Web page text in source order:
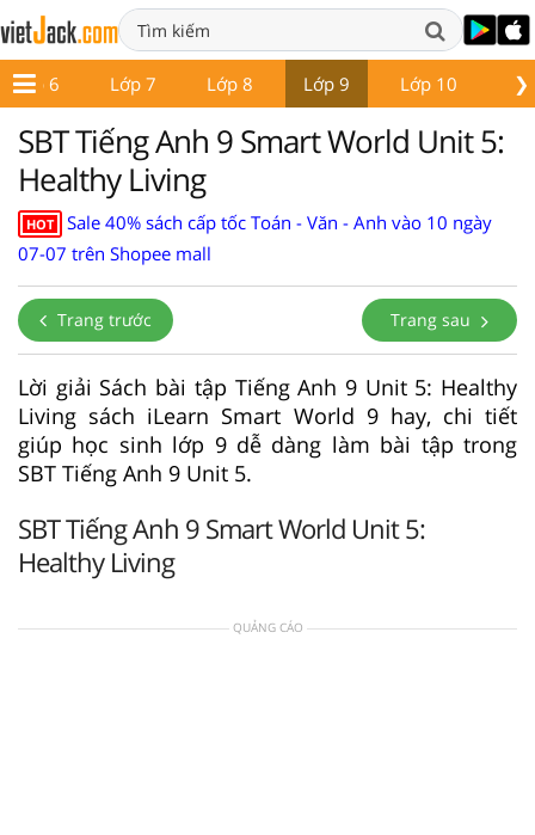
❯
Lớp 6 Lớp 7 Lớp 8 Lớp 9 Lớp 10
SBT Tiếng Anh 9 Smart World Unit 5:
Healthy Living
HOT
Sale 40% sách cấp tốc Toán - Văn - Anh vào 10 ngày
07-07 trên Shopee mall
Trang trước Trang sau
Lời giải Sách bài tập Tiếng Anh 9 Unit 5: Healthy
Living sách iLearn Smart World 9 hay, chi tiết
giúp học sinh lớp 9 dễ dàng làm bài tập trong
SBT Tiếng Anh 9 Unit 5.
SBT Tiếng Anh 9 Smart World Unit 5:
Healthy Living
QUẢNG CÁO